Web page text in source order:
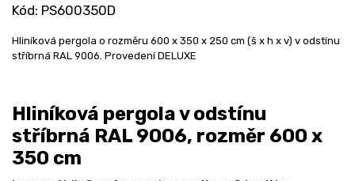
Kód: PS600350D
Hliníková pergola o rozměru 600 x 350 x 250 cm (š x h x v) v odstínu
stříbrná RAL 9006. Provedení DELUXE
Hliníková pergola v odstínu
stříbrná RAL 9006, rozměr 600 x
350 cm